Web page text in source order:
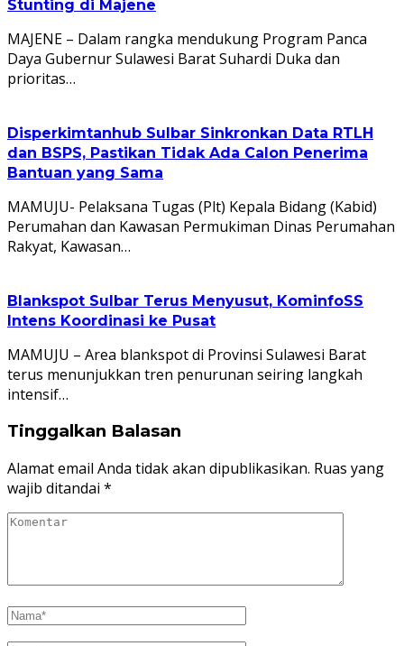
Stunting di Majene
MAJENE – Dalam rangka mendukung Program Panca
Daya Gubernur Sulawesi Barat Suhardi Duka dan
prioritas…
Disperkimtanhub Sulbar Sinkronkan Data RTLH
dan BSPS, Pastikan Tidak Ada Calon Penerima
Bantuan yang Sama
MAMUJU- Pelaksana Tugas (Plt) Kepala Bidang (Kabid)
Perumahan dan Kawasan Permukiman Dinas Perumahan
Rakyat, Kawasan…
Blankspot Sulbar Terus Menyusut, KominfoSS
Intens Koordinasi ke Pusat
MAMUJU – Area blankspot di Provinsi Sulawesi Barat
terus menunjukkan tren penurunan seiring langkah
intensif…
Tinggalkan Balasan
Alamat email Anda tidak akan dipublikasikan. Ruas yang
wajib ditandai *